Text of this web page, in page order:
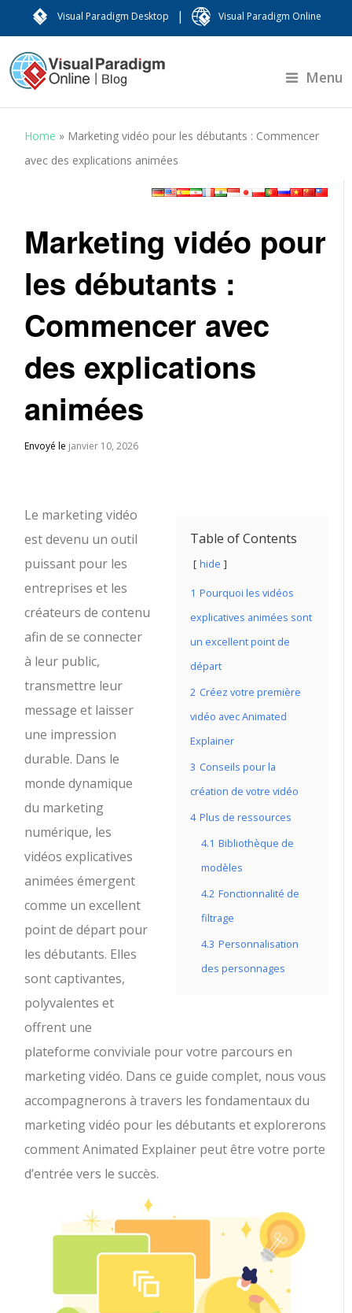
Visual Paradigm Desktop | Visual Paradigm Online
Menu
Home » Marketing vidéo pour les débutants : Commencer
avec des explications animées
Marketing vidéo pour
les débutants :
Commencer avec
des explications
animées
Envoyé le janvier 10, 2026
Table of Contents
hide
1 Pourquoi les vidéos
explicatives animées sont
un excellent point de
départ
2 Créez votre première
vidéo avec Animated
Explainer
3 Conseils pour la
création de votre vidéo
4 Plus de ressources
4.1 Bibliothèque de
modèles
4.2 Fonctionnalité de
filtrage
4.3 Personnalisation
des personnages
Le marketing vidéo
est devenu un outil
puissant pour les
entreprises et les
créateurs de contenu
afin de se connecter
à leur public,
transmettre leur
message et laisser
une impression
durable. Dans le
monde dynamique
du marketing
numérique, les
vidéos explicatives
animées émergent
comme un excellent
point de départ pour
les débutants. Elles
sont captivantes,
polyvalentes et
offrent une
plateforme conviviale pour votre parcours en
marketing vidéo. Dans ce guide complet, nous vous
accompagnerons à travers les fondamentaux du
marketing vidéo pour les débutants et explorerons
comment Animated Explainer peut être votre porte
d’entrée vers le succès.